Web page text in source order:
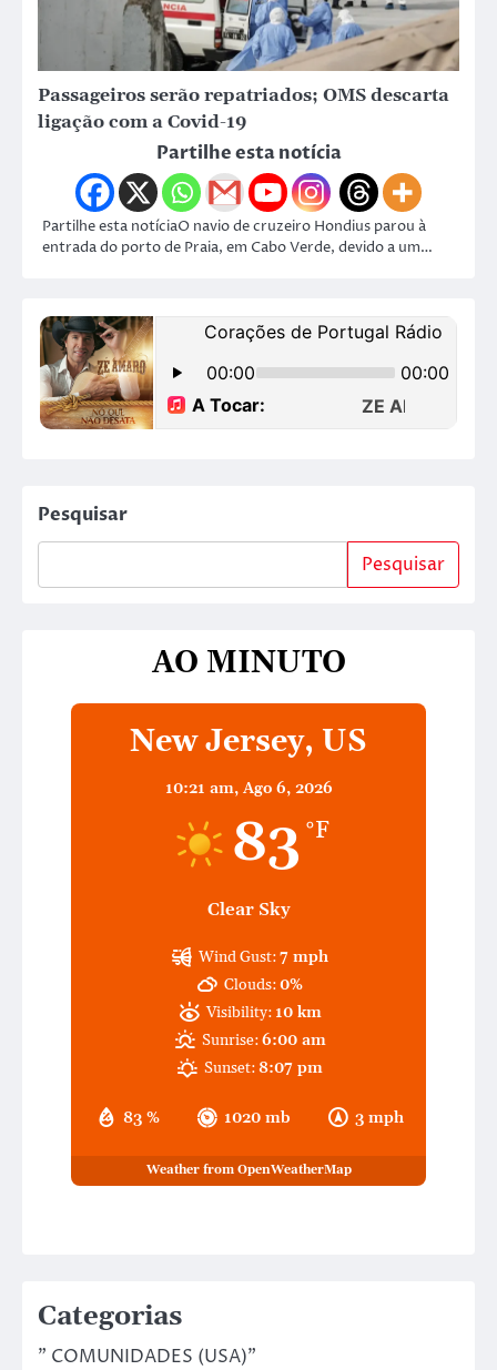
Passageiros serão repatriados; OMS descarta
ligação com a Covid-19
Partilhe esta notícia
Partilhe esta notíciaO navio de cruzeiro Hondius parou à
entrada do porto de Praia, em Cabo Verde, devido a um…
Pesquisar
Pesquisar
AO MINUTO
New Jersey, US
10:21 am, Ago 6, 2026
83 °F
Clear Sky
83 % 1020 mb 3 mph
Wind Gust:7 mph
Clouds:0%
Visibility: 10 km
Sunrise:6:00 am
Sunset:8:07 pm
Weather from OpenWeatherMap
Categorias
" COMUNIDADES (USA)"